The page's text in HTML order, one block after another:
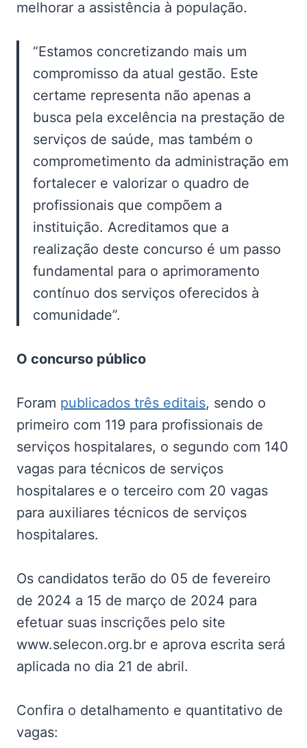
melhorar a assistência à população.
“Estamos concretizando mais um
compromisso da atual gestão. Este
certame representa não apenas a
busca pela excelência na prestação de
serviços de saúde, mas também o
comprometimento da administração em
fortalecer e valorizar o quadro de
profissionais que compõem a
instituição. Acreditamos que a
realização deste concurso é um passo
fundamental para o aprimoramento
contínuo dos serviços oferecidos à
comunidade”.
O concurso público
Foram publicados três editais, sendo o
primeiro com 119 para profissionais de
serviços hospitalares, o segundo com 140
vagas para técnicos de serviços
hospitalares e o terceiro com 20 vagas
para auxiliares técnicos de serviços
hospitalares.
Os candidatos terão do 05 de fevereiro
de 2024 a 15 de março de 2024 para
efetuar suas inscrições pelo site
www.selecon.org.br e aprova escrita será
aplicada no dia 21 de abril.
Confira o detalhamento e quantitativo de
vagas: